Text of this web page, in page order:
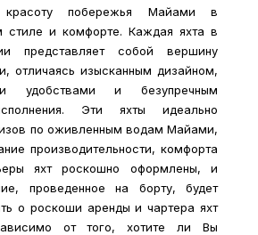
побережья Майами в
стиле и комфорте. Каждая яхта в
представляет собой вершину
отличаясь изысканным дизайном,
удобствами и безупречным
Эти яхты идеально
по оживленным водам Майами,
производительности, комфорта
яхт роскошно оформлены, и
проведенное на борту, будет
о роскоши аренды и чартера яхт
от того, хотите ли Вы